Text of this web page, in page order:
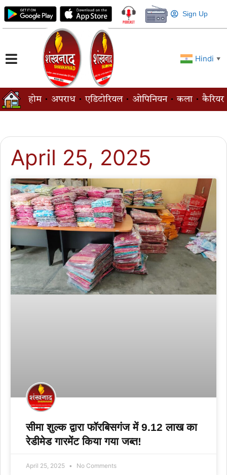
Sign Up
Hindi ▼
होम अपराध एडिटोरियल ओपिनियन कला कैरियर
April 25, 2025
सीमा शुल्क द्वारा फॉरबिसगंज में 9.12 लाख का
रेडीमेड गारमेंट किया गया जब्त!
April 25, 2025 No Comments